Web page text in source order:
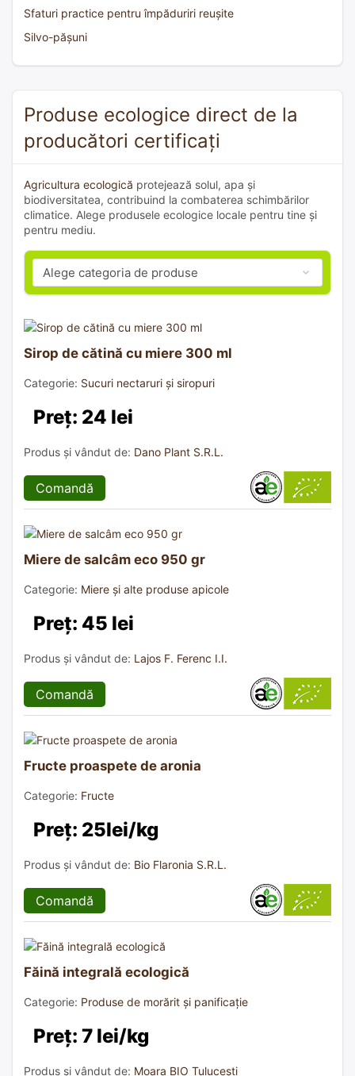
Sfaturi practice pentru împăduriri reușite
Silvo-pășuni
Produse ecologice direct de la
producători certificați
Agricultura ecologică protejează solul, apa și
biodiversitatea, contribuind la combaterea schimbărilor
climatice. Alege produsele ecologice locale pentru tine și
pentru mediu.
Sirop de cătină cu miere 300 ml
Categorie: Sucuri nectaruri și siropuri
Preț: 24 lei
Produs și vândut de: Dano Plant S.R.L.
Comandă
Miere de salcâm eco 950 gr
Categorie: Miere și alte produse apicole
Preț: 45 lei
Produs și vândut de: Lajos F. Ferenc I.I.
Comandă
Fructe proaspete de aronia
Categorie: Fructe
Preț: 25lei/kg
Produs și vândut de: Bio Flaronia S.R.L.
Comandă
Făină integrală ecologică
Categorie: Produse de morărit și panificație
Preț: 7 lei/kg
Produs și vândut de: Moara BIO Tulucești